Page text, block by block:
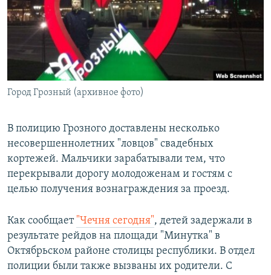
РАСПИСАНИЕ ВЕЩАНИЯ
ПОДПИШИТЕСЬ НА РАССЫЛКУ
СОЦИАЛЬНЫЕ СЕТИ
Все сайты РСЕ/РС
Город Грозный (архивное фото)
В полицию Грозного доставлены несколько
несовершеннолетних "ловцов" свадебных
кортежей. Мальчики зарабатывали тем, что
перекрывали дорогу молодоженам и гостям с
целью получения вознаграждения за проезд.
Как сообщает "Чечня сегодня", детей задержали в
результате рейдов на площади "Минутка" в
Октябрьском районе столицы республики. В отдел
полиции были также вызваны их родители. С